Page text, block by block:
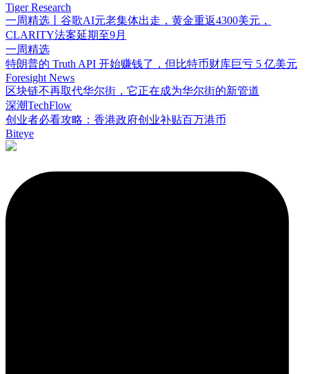
Tiger Research
一周精选丨谷歌AI元老集体出走，黄金重返4300美元，
CLARITY法案延期至9月
一周精选
特朗普的 Truth API 开始赚钱了，但比特币财库巨亏 5 亿美元
Foresight News
区块链不再取代华尔街，它正在成为华尔街的新管道
深潮TechFlow
创业者必看攻略：香港政府创业补贴百万港币
Biteye